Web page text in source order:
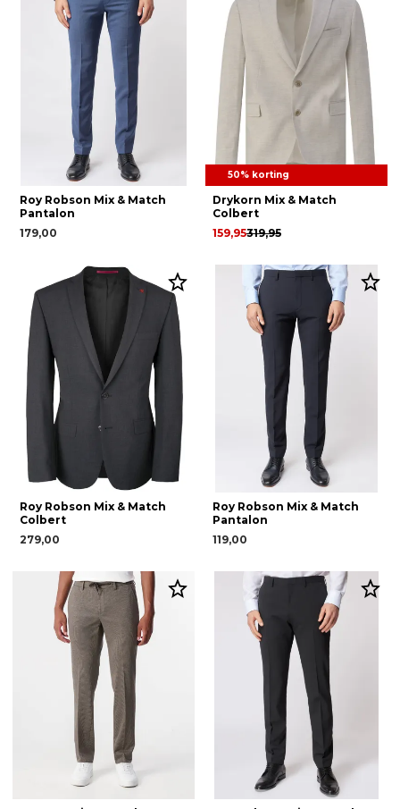
Roy Robson Mix & Match
Pantalon
179,00
50% korting
Drykorn Mix & Match
Colbert
319,95
159,95
Roy Robson Mix & Match
Colbert
279,00
Roy Robson Mix & Match
Pantalon
119,00